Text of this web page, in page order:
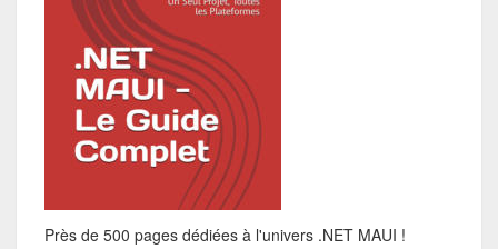
Près de 500 pages dédiées à l'univers .NET MAUI !